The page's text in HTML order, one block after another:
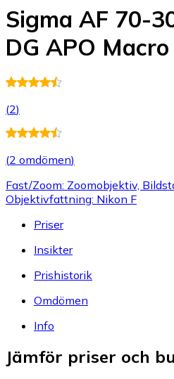
Sigma AF 70-
DG APO
(2)
(2 omdömen)
Fast/Zoom: Zoomobjektiv,
Objektivfattning: Nikon F
Priser
Insikter
Prishistorik
Omdömen
Info
Jämför priser och